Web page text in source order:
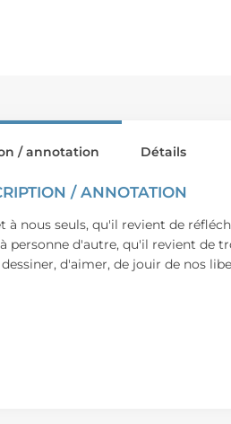
/ annotation
/ ANNOTATION
à nous seuls, qu'il revient de
personne d'autre, qu'il revient de
d'aimer, de jouir de nos
Détails